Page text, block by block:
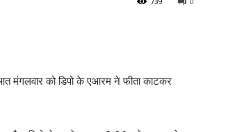
मंगलवार को डिपो के एआरम ने फीता काटकर